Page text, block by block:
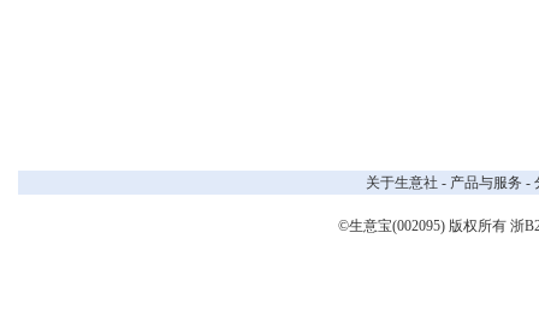
关于生意社 - 产品与服务 -
©生意宝(002095) 版权所有 浙